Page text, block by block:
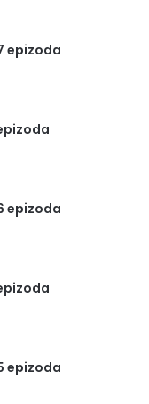
epizoda
epizoda
epizoda